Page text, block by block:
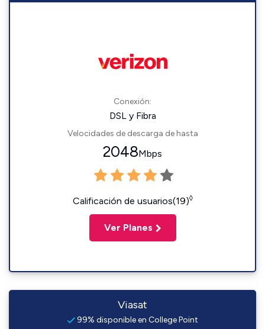
Conexión:
DSL y Fibra
Velocidades de descarga de hasta
2048Mbps
Calificación de usuarios(19)◊
Ver Planes
Viasat
99% disponible en College Point